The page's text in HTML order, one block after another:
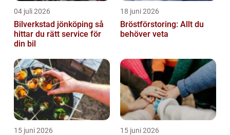
04 juli 2026
Bilverkstad jönköping så
hittar du rätt service för
din bil
18 juni 2026
Bröstförstoring: Allt du
behöver veta
15 juni 2026 15 juni 2026